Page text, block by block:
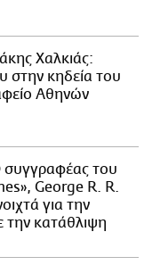
Χαλκιάς:
στην κηδεία του
Αθηνών
του
George R. R.
για την
την κατάθλιψη